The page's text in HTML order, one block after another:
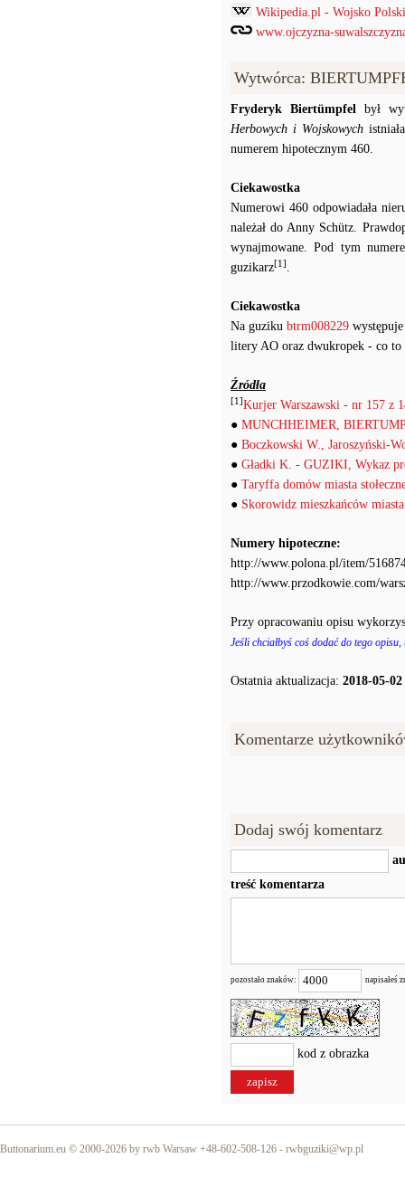
Wikipedia.pl - Wojsko
www.ojczyzna-
Wytwórca:
Fryderyk Biertümpfelbył
Herbowych i Wojskowych
numerem hipotecznym 460.
Ciekawostka
Numerowi 460 odpowiadała
należał do Anny Schütz.
wynajmowane. Pod tym
guzikarz[1] .
Ciekawostka
Na guzikubtrm008229
litery AO oraz dwukropek - co to
Źródła
[1]Kurjer Warszawski - nr 157 z
● MUNCHHEIMER,
● Boczkowski W., Jaroszyński-
● Gładki K. - GUZIKI, Wykaz
● Taryffa domów miasta
● Skorowidz mieszkańców
Numery hipoteczne:
http://www.polona.pl/item/
http://www.przodkowie.com/
Przy opracowaniu opisu
Jeśli chciałbyś coś dodać do tego
Ostatnia aktualizacja: 2018-05-
Komentarze
Dodaj swój komentarz
treść komentarza
pozostało znaków: napisałeś
kod z obrazka
Buttonarium.eu © 2000-2026 by rwb Warsaw +48-602-508-126 - rwbguziki@wp.pl